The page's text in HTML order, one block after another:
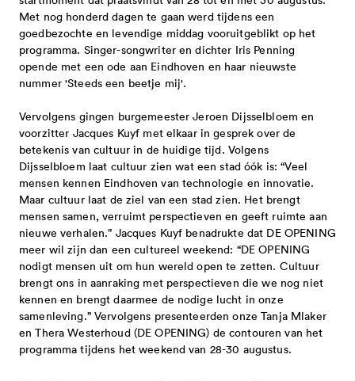
aanvragen is niet meer mogelijk
professionele kunsten in samenhang
met provincie en rijk - aanvragen is niet
meer mogelijk
projecten 2027 tranche 1
projecten 2026 tranche 3
projecten 2026 tranche 2
meerjarige subsidies 2026
snelgeld 2026 tranche 1
snelgeld 2025 tranche 2
projecten 2026 tranche 1
projecten 2025 tranche 3
projecten 2025 tranche 2
snelgeld 2025 tranche 1
programma's 2025 - 2026
projecten 2025 tranche 1
eindhovense basis 2025-2028
professionele kunsten in samenhang
bezwaar, beroep en klachten 2025-2028
vacatures
governance code cultuur
aanvragen is niet mogelijk
projectsubsidies - eenmalige subsidie -
aanvragen is niet meer mogelijk
professionele kunsten eindhoven in
samenhang met brabantstad -
aanvragen is niet meer mogelijk
eindhovense basis - meerjarige subsidie
- aanvragen is niet meer mogelijk
programma's - meerjarige subsidie -
aanvragen is niet meer mogelijk
gilden - eenmalige subsidie - aanvragen
is niet meer mogelijk
energielasten
subsidieverordening 2021-2024
cultuurbrief 2021-2024
besluiten 2021-2024
toegekende subsidies 2021-2024
bezwaar, beroep en klachten
asdasd
contact
adres
spreekuur
blog
open oproepen
meer cultuur voor en door jongeren -
gesloten
techneut zoekt ontwerper - deel 2 -
gesloten
cultuur eindhoven op zoek naar
organisaties en makers binnen het
thema gezondheid - gesloten
samen uit corona - gesloten
downloads
presentaties
publicaties
huisstijlpakket
nieuwsbrieven
spreekuur
faq
nieuwsbrief
en
Met nog honderd dagen te gaan werd tijdens een
goedbezochte en levendige middag vooruitgeblikt op het
programma. Singer-songwriter en dichter Iris Penning
opende met een ode aan Eindhoven en haar nieuwste
nummer 'Steeds een beetje mij'.
Vervolgens gingen burgemeester Jeroen Dijsselbloem en
voorzitter Jacques Kuyf met elkaar in gesprek over de
betekenis van cultuur in de huidige tijd. Volgens
Dijsselbloem laat cultuur zien wat een stad óók is: “Veel
mensen kennen Eindhoven van technologie en innovatie.
Maar cultuur laat de ziel van een stad zien. Het brengt
mensen samen, verruimt perspectieven en geeft ruimte aan
nieuwe verhalen.” Jacques Kuyf benadrukte dat DE OPENING
meer wil zijn dan een cultureel weekend: “DE OPENING
nodigt mensen uit om hun wereld open te zetten. Cultuur
brengt ons in aanraking met perspectieven die we nog niet
kennen en brengt daarmee de nodige lucht in onze
samenleving.” Vervolgens presenteerden onze Tanja Mlaker
en Thera Westerhoud (DE OPENING) de contouren van het
programma tijdens het weekend van 28-30 augustus.